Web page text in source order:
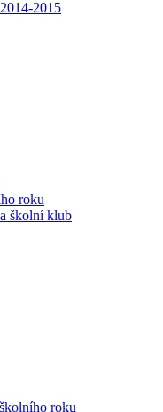
2015
roku
školní klub
roku